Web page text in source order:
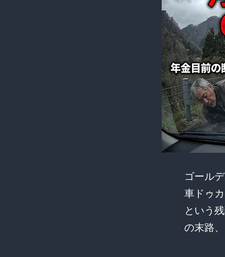
ゴール
車ドゥ
という
の末路